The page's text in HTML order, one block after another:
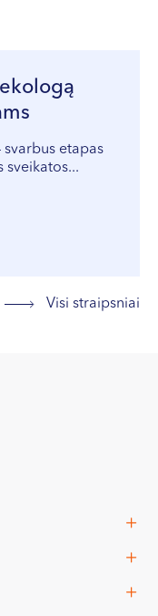
svarbus etapas
sveikatos...
Visi straipsniai